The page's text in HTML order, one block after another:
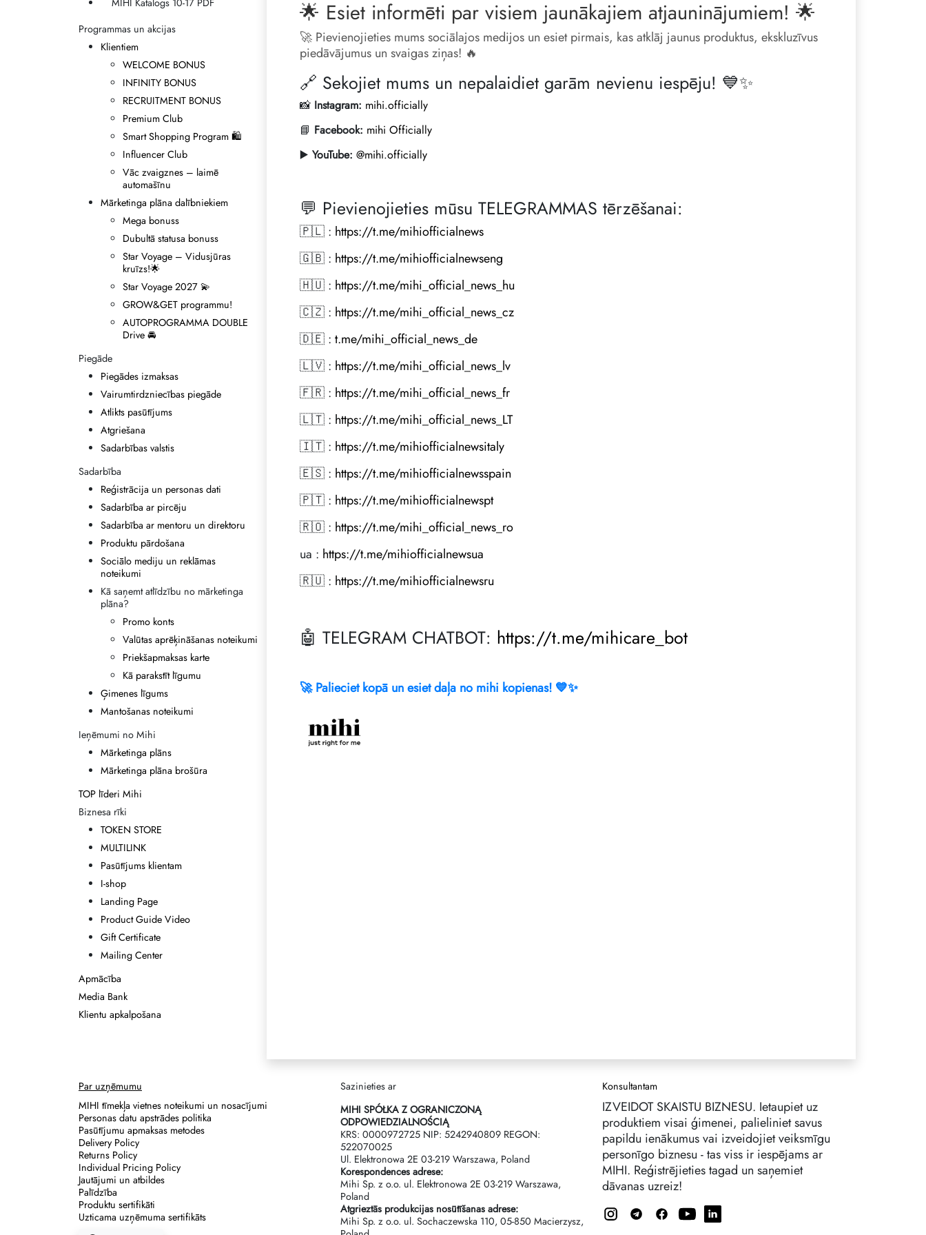
MIHI Katalogs 10-17 PDF
Programmas un akcijas
Klientiem
WELCOME BONUS
INFINITY BONUS
RECRUITMENT BONUS
Premium Club
Smart Shopping Program 🛍
Influencer Club
Vāc zvaigznes – laimē
automašīnu
Mārketinga plāna dalībniekiem
Mega bonuss
Dubultā statusa bonuss
Star Voyage – Vidusjūras
kruīzs!🌟
Star Voyage 2027 💫
GROW&GET programmu!
AUTOPROGRAMMA DOUBLE
Drive 🚘
Piegāde
Piegādes izmaksas
Vairumtirdzniecības piegāde
Atlikts pasūtījums
Atgriešana
Sadarbības valstis
Sadarbība
Reģistrācija un personas dati
Sadarbība ar pircēju
Sadarbība ar mentoru un direktoru
Produktu pārdošana
Sociālo mediju un reklāmas
noteikumi
Kā saņemt atlīdzību no mārketinga
plāna?
Promo konts
Valūtas aprēķināšanas noteikumi
Priekšapmaksas karte
Kā parakstīt līgumu
Ģimenes līgums
Mantošanas noteikumi
Ieņēmumi no Mihi
Mārketinga plāns
Mārketinga plāna brošūra
TOP līderi Mihi
Biznesa rīki
TOKEN STORE
MULTILINK
Pasūtījums klientam
I-shop
Landing Page
Product Guide Video
Gift Certificate
Mailing Center
Apmācība
Media Bank
Klientu apkalpošana
🌟 Esiet informēti par visiem jaunākajiem atjauninājumiem! 🌟
🚀 Pievienojieties mums sociālajos medijos un esiet pirmais, kas atklāj jaunus produktus, ekskluzīvus
piedāvājumus un svaigas ziņas! 🔥
🔗 Sekojiet mums un nepalaidiet garām nevienu iespēju! 💙✨
📸 Instagram: mihi.officially
📘 Facebook: mihi Officially
▶️ YouTube: @mihi.officially
💬 Pievienojieties mūsu TELEGRAMMAS tērzēšanai:
🇵🇱 : https://t.me/mihiofficialnews
🇬🇧 : https://t.me/mihiofficialnewseng
🇭🇺 : https://t.me/mihi_official_news_hu
🇨🇿 : https://t.me/mihi_official_news_cz
🇩🇪 : t.me/mihi_official_news_de
🇱🇻 : https://t.me/mihi_official_news_lv
🇫🇷 : https://t.me/mihi_official_news_fr
🇱🇹 : https://t.me/mihi_official_news_LT
🇮🇹 : https://t.me/mihiofficialnewsitaly
🇪🇸 : https://t.me/mihiofficialnewsspain
🇵🇹 : https://t.me/mihiofficialnewspt
🇷🇴 : https://t.me/mihi_official_news_ro
ua : https://t.me/mihiofficialnewsua
🇷🇺 : https://t.me/mihiofficialnewsru
🤖 TELEGRAM CHATBOT: https://t.me/mihicare_bot
🚀 Palieciet kopā un esiet daļa no mihi kopienas! 💙✨
Par uzņēmumu
MIHI tīmekļa vietnes noteikumi un nosacījumi
Personas datu apstrādes politika
Pasūtījumu apmaksas metodes
Delivery Policy
Returns Policy
Individual Pricing Policy
Jautājumi un atbildes
Palīdzība
Produktu sertifikāti
Uzticama uzņēmuma sertifikāts
Sazinieties ar
MIHI SPÓŁKA Z OGRANICZONĄ
ODPOWIEDZIALNOŚCIĄ
KRS: 0000972725 NIP: 5242940809 REGON:
522070025
Ul. Elektronowa 2Е 03-219 Warszawa, Poland
Korespondences adrese:
Mihi Sp. z o.o. ul. Elektronowa 2Е 03-219 Warszawa,
Poland
Atgrieztās produkcijas nosūtīšanas adrese:
Mihi Sp. z o.o. ul. Sochaczewska 110, 05-850 Macierzysz,
Konsultantam
IZVEIDOT SKAISTU BIZNESU. Ietaupiet uz
produktiem visai ģimenei, palieliniet savus
papildu ienākumus vai izveidojiet veiksmīgu
personīgo biznesu - tas viss ir iespējams ar
MIHI. Reģistrējieties tagad un saņemiet
dāvanas uzreiz!